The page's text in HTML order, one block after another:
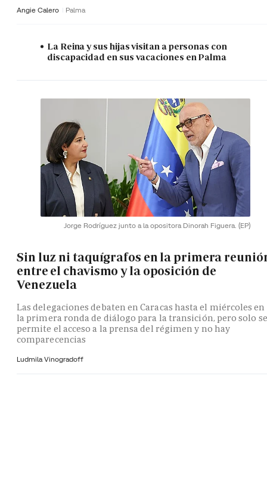
Angie Calero Palma
La Reina y sus hijas visitan a personas con
discapacidad en sus vacaciones en Palma
Jorge Rodríguez junto a la opositora Dinorah Figuera. (EP)
Sin luz ni taquígrafos en la primera
entre el chavismo y la oposición de
Venezuela
Las delegaciones debaten en Caracas hasta el miércoles en
la primera ronda de diálogo para la transición, pero solo se
permite el acceso a la prensa del régimen y no hay
comparecencias
Ludmila Vinogradoff